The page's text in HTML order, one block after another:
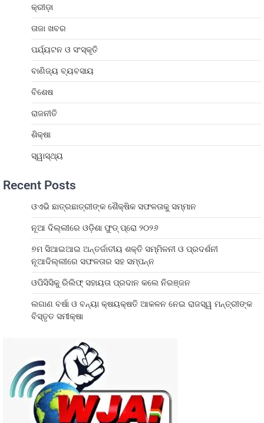
କ୍ରୀଡ଼ା
ତାଜା ଖବର
ପର୍ଯ୍ୟଟନ ଓ ସଂସ୍କୃତି
ବାଣିଜ୍ୟ ବ୍ୟବସାୟ
ବିଶେଷ
ରାଜନୀତି
ଶିକ୍ଷା
ସ୍ୱାସ୍ଥ୍ୟ
Recent Posts
ଓଏଭି ଛାତ୍ରଛାତ୍ରୀଙ୍କ ଶୈକ୍ଷିକ ସଫଳତାକୁ ସମ୍ମାନ
ନୂଆ ଦିଲ୍ଲୀରେ ଓଡ଼ିଶା ଫୁଡ୍ ପ୍ରୋ ୨୦୨୬
୭ମ ସିଆଇଆଇ ଅନ୍ତର୍ଜାତୀୟ ଶକ୍ତି ସମ୍ମିଳନୀ ଓ ପ୍ରଦର୍ଶନୀ
ନୂଆଦିଲ୍ଲୀରେ ସଫଳତାର ସହ ସମ୍ପନ୍ନ
ଓପିସିସିକୁ ରିଲିଫ୍ ସହାୟତା ପ୍ରଦାନ କଲେ ନିରଞ୍ଜନ
ଲଗାଣ ବର୍ଷା ଓ ବନ୍ୟା କ୍ଷୟକ୍ଷତି ଆକଳନ ନେଇ ରାଜସ୍ୱ ମନ୍ତ୍ରୀଙ୍କ
ବିସ୍ତୃତ ସମୀକ୍ଷା